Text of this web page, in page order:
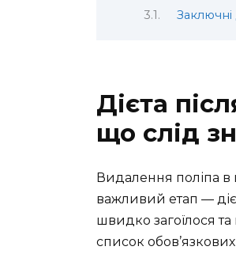
Дієта
що слід
Видалення поліпа в
важливий етап —
швидко загоїлося
список